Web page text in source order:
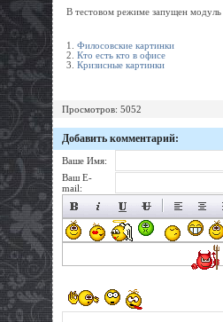
В тестовом режиме запущен модуль
1. Филосовские картинки
2. Кто есть кто в офисе
3. Кризисные картинки
Просмотров: 5052
Добавить комментарий:
Ваше Имя:
Ваш E-
mail: